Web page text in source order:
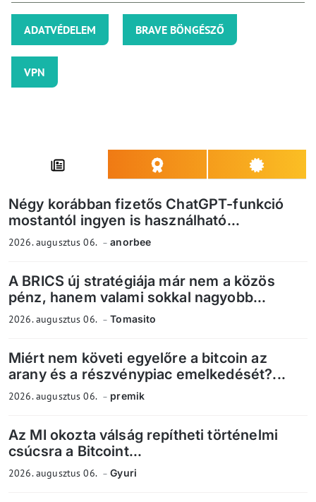
ADATVÉDELEM BRAVE BÖNGÉSZŐ
VPN
Négy korábban fizetős ChatGPT-funkció
mostantól ingyen is használható...
2026. augusztus 06. anorbee
A BRICS új stratégiája már nem a közös
pénz, hanem valami sokkal nagyobb...
2026. augusztus 06. Tomasito
Miért nem követi egyelőre a bitcoin az
arany és a részvénypiac emelkedését?...
2026. augusztus 06. premik
Az MI okozta válság repítheti történelmi
csúcsra a Bitcoint...
2026. augusztus 06. Gyuri